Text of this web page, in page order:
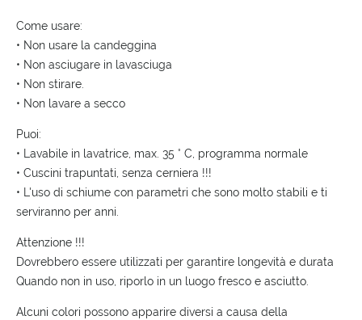
Come usare:
• Non usare la candeggina
• Non asciugare in lavasciuga
• Non stirare.
• Non lavare a secco
Puoi:
• Lavabile in lavatrice, max. 35 ° C, programma normale
• Cuscini trapuntati, senza cerniera !!!
• L'uso di schiume con parametri che sono molto stabili e ti
serviranno per anni.
Attenzione !!!
Dovrebbero essere utilizzati per garantire longevità e durata
Quando non in uso, riporlo in un luogo fresco e asciutto.
Alcuni colori possono apparire diversi a causa della